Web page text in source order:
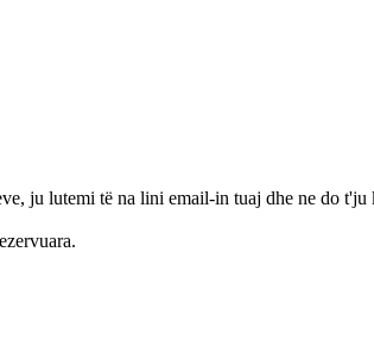
ju lutemi të na lini email-in tuaj dhe ne do t'ju